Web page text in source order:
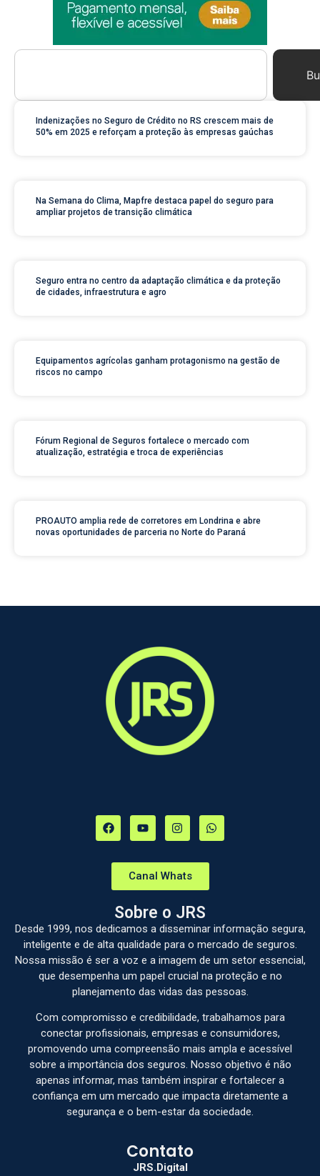
Indenizações no Seguro de Crédito no RS crescem mais de
50% em 2025 e reforçam a proteção às empresas gaúchas
Na Semana do Clima, Mapfre destaca papel do seguro para
ampliar projetos de transição climática
Seguro entra no centro da adaptação climática e da proteção
de cidades, infraestrutura e agro
Equipamentos agrícolas ganham protagonismo na gestão de
riscos no campo
Fórum Regional de Seguros fortalece o mercado com
atualização, estratégia e troca de experiências
PROAUTO amplia rede de corretores em Londrina e abre
novas oportunidades de parceria no Norte do Paraná
Canal Whats
Sobre o JRS
Desde 1999, nos dedicamos a disseminar informação segura,
inteligente e de alta qualidade para o mercado de seguros.
Nossa missão é ser a voz e a imagem de um setor essencial,
que desempenha um papel crucial na proteção e no
planejamento das vidas das pessoas.
Com compromisso e credibilidade, trabalhamos para
conectar profissionais, empresas e consumidores,
promovendo uma compreensão mais ampla e acessível
sobre a importância dos seguros. Nosso objetivo é não
apenas informar, mas também inspirar e fortalecer a
confiança em um mercado que impacta diretamente a
segurança e o bem-estar da sociedade.
Contato
JRS.Digital